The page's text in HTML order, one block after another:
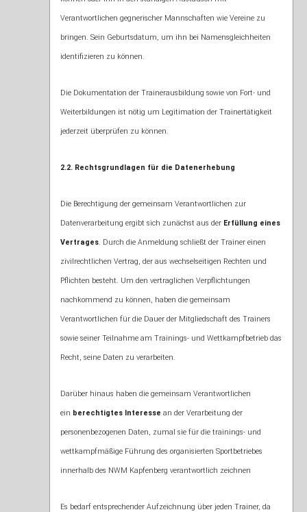
Verantwortlichen gegnerischer Mannschaften wie Vereine zu
bringen. Sein Geburtsdatum, um ihn bei Namensgleichheiten
identifizieren zu können.
Die Dokumentation der Trainerausbildung sowie von Fort- und
Weiterbildungen ist nötig um Legitimation der Trainertätigkeit
jederzeit überprüfen zu können.
2.2. Rechtsgrundlagen für die Datenerhebung
Die Berechtigung der gemeinsam Verantwortlichen zur
Datenverarbeitung ergibt sich zunächst aus der Erfüllung eines
Vertrages. Durch die Anmeldung schließt der Trainer einen
zivilrechtlichen Vertrag, der aus wechselseitigen Rechten und
Pflichten besteht. Um den vertraglichen Verpflichtungen
nachkommend zu können, haben die gemeinsam
Verantwortlichen für die Dauer der Mitgliedschaft des Trainers
sowie seiner Teilnahme am Trainings- und Wettkampfbetrieb das
Recht, seine Daten zu verarbeiten.
Darüber hinaus haben die gemeinsam Verantwortlichen
ein berechtigtes Interesse an der Verarbeitung der
personenbezogenen Daten, zumal sie für die trainings- und
wettkampfmäßige Führung des organisierten Sportbetriebes
innerhalb des NWM Kapfenberg verantwortlich zeichnen
Es bedarf entsprechender Aufzeichnung über jeden Trainer, da